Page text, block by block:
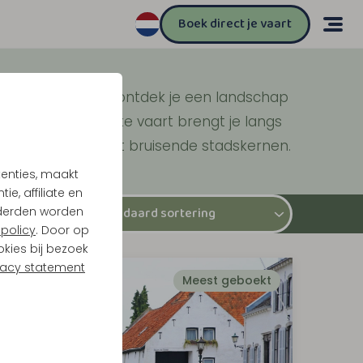
maakt
affiliate en
worden
. Door op
bij bezoek
statement
Boek direct je vaart
en Roermond ontdek je een landschap
oevers. Elke vaart brengt je langs
stille plassen tot bruisende stadskernen.
Meest geboekt